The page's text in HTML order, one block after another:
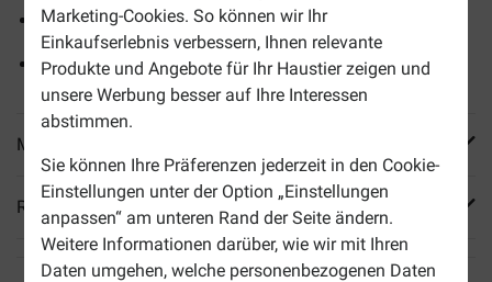
Marketing-Cookies. So können wir Ihr
Einkaufserlebnis verbessern, Ihnen relevante
Produkte und Angebote für Ihr Haustier zeigen und
unsere Werbung besser auf Ihre Interessen
abstimmen.
Sie können Ihre Präferenzen jederzeit in den Cookie-
Einstellungen unter der Option „Einstellungen
anpassen“ am unteren Rand der Seite ändern.
Weitere Informationen darüber, wie wir mit Ihren
Daten umgehen, welche personenbezogenen Daten
Stimuliert die Eiproduktion
Feste Eierschale und kräftige Eigelbfarbe
Mehr Produktinfos
Reviews